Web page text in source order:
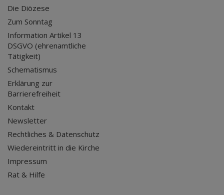
Die Diözese
Zum Sonntag
Information Artikel 13
DSGVO (ehrenamtliche
Tätigkeit)
Schematismus
Erklärung zur
Barrierefreiheit
Kontakt
Newsletter
Rechtliches & Datenschutz
Wiedereintritt in die Kirche
Impressum
Rat & Hilfe